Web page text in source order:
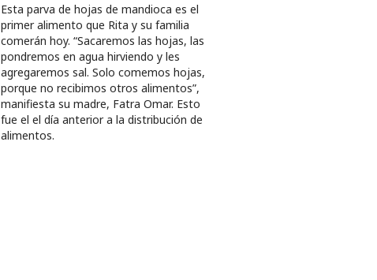
Esta parva de hojas de mandioca es el
primer alimento que Rita y su familia
comerán hoy. “Sacaremos las hojas, las
pondremos en agua hirviendo y les
agregaremos sal. Solo comemos hojas,
porque no recibimos otros alimentos”,
manifiesta su madre, Fatra Omar. Esto
fue el el día anterior a la distribución de
alimentos.